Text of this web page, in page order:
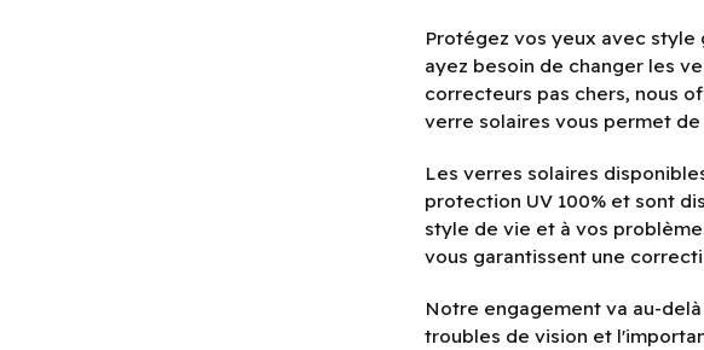
Protégez vos yeux avec
ayez besoin de changer les
correcteurs pas chers, nous
verre solaires vous permet
Les verres solaires
protection UV 100% et sont
style de vie et à vos
vous garantissent une
Notre engagement va au-
troubles de vision et